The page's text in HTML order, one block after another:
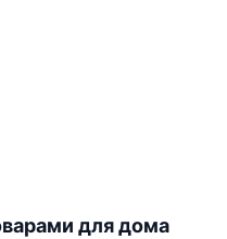
для дома